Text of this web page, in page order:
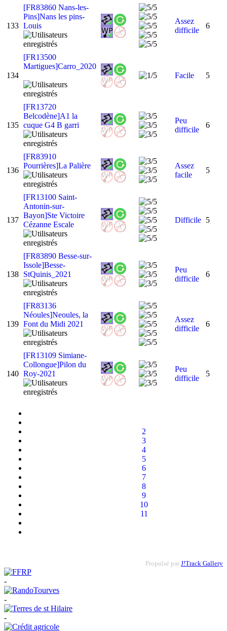
2
3
4
5
6
7
8
9
10
11
133
[FR83860 Nans-les-
Pins]Nans les pins-
Louis
Assez
difficile
6
134
[FR13500
Martigues]Carro_2020
Facile
5
135
[FR13720
Belcodène]A1 la
cuque G4 B garri
Peu
difficile
6
136
[FR83910
Pourrières]La Palière
Assez
facile
5
137
[FR13100 Saint-
Antonin-sur-
Bayon]Ste Victoire
Cézanne Escale
Difficile 5
138
[FR83890 Besse-sur-
Issole]Besse-
StQuinis_2021
Peu
difficile
6
139
[FR83136
Néoules]Neoules, la
Font du Midi 2021
Assez
difficile
6
140
[FR13109 Simiane-
Collongue]Pilon du
Roy-2021
Peu
difficile
5
Propulsé par J!Track Gallery
-
-
-